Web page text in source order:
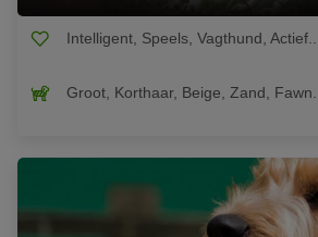
Intelligent, Speels, Vagthund, Actief...
Groot, Korthaar, Beige, Zand, Fawn...